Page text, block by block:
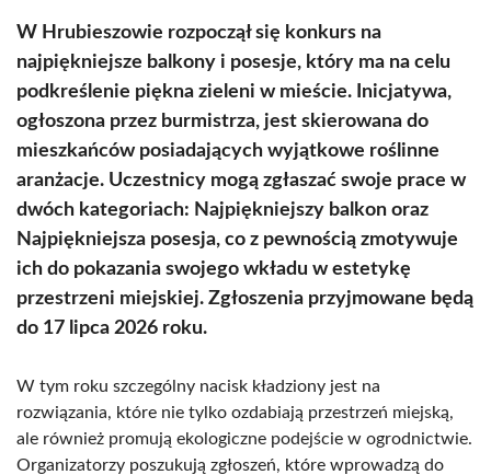
W Hrubieszowie rozpoczął się konkurs na
najpiękniejsze balkony i posesje, który ma na celu
podkreślenie piękna zieleni w mieście. Inicjatywa,
ogłoszona przez burmistrza, jest skierowana do
mieszkańców posiadających wyjątkowe roślinne
aranżacje. Uczestnicy mogą zgłaszać swoje prace w
dwóch kategoriach: Najpiękniejszy balkon oraz
Najpiękniejsza posesja, co z pewnością zmotywuje
ich do pokazania swojego wkładu w estetykę
przestrzeni miejskiej. Zgłoszenia przyjmowane będą
do 17 lipca 2026 roku.
W tym roku szczególny nacisk kładziony jest na
rozwiązania, które nie tylko ozdabiają przestrzeń miejską,
ale również promują ekologiczne podejście w ogrodnictwie.
Organizatorzy poszukują zgłoszeń, które wprowadzą do